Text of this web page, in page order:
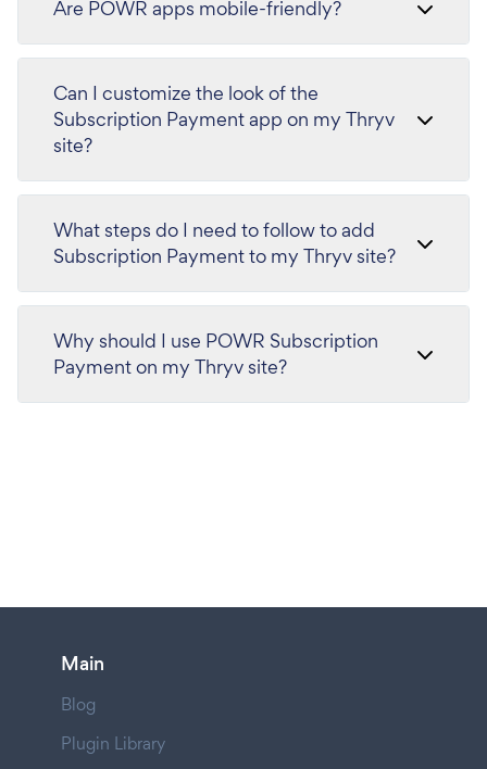
Are POWR apps mobile-friendly?
Can I customize the look of the
Subscription Payment app on my Thryv
site?
What steps do I need to follow to add
Subscription Payment to my Thryv site?
Why should I use POWR Subscription
Payment on my Thryv site?
Main
Blog
Plugin Library